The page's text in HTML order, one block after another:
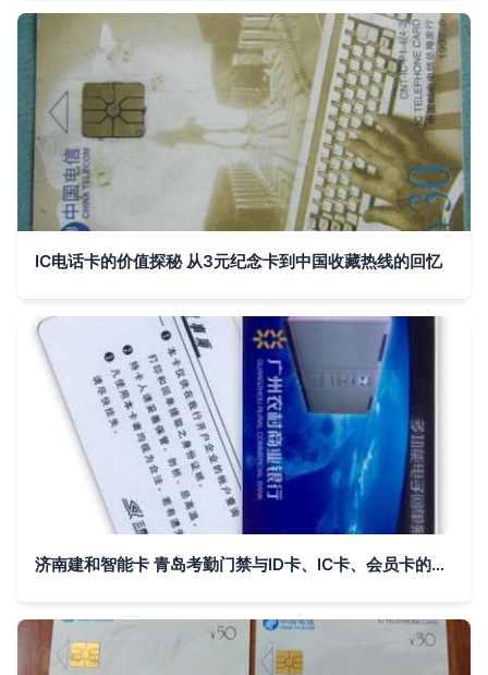
IC电话卡的价值探秘 从3元纪念卡到中国收藏热线的回忆
济南建和智能卡 青岛考勤门禁与ID卡、IC卡、会员卡的专业厂家